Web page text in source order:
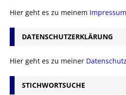
Hier geht es zu meinem Impressum
DATENSCHUTZERKLÄRUNG
Hier geht es zu meiner
STICHWORTSUCHE